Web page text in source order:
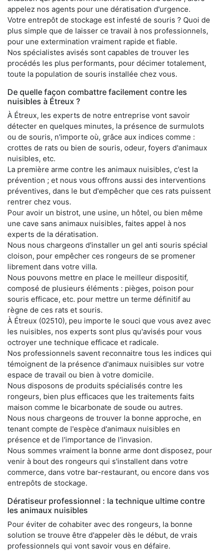
appelez nos agents pour une dératisation d'urgence.
Votre entrepôt de stockage est infesté de souris ? Quoi de
plus simple que de laisser ce travail à nos professionnels,
pour une extermination vraiment rapide et fiable.
Nos spécialistes avisés sont capables de trouver les
procédés les plus performants, pour décimer totalement,
toute la population de souris installée chez vous.
De quelle façon combattre facilement contre les
nuisibles à Étreux ?
À Étreux, les experts de notre entreprise vont savoir
détecter en quelques minutes, la présence de surmulots
ou de souris, n'importe où, grâce aux indices comme :
crottes de rats ou bien de souris, odeur, foyers d'animaux
nuisibles, etc.
La première arme contre les animaux nuisibles, c'est la
prévention ; et nous vous offrons aussi des interventions
préventives, dans le but d'empêcher que ces rats puissent
rentrer chez vous.
Pour avoir un bistrot, une usine, un hôtel, ou bien même
une cave sans animaux nuisibles, faites appel à nos
experts de la dératisation.
Nous nous chargeons d'installer un gel anti souris spécial
cloison, pour empêcher ces rongeurs de se promener
librement dans votre villa.
Nous pouvons mettre en place le meilleur dispositif,
composé de plusieurs éléments : pièges, poison pour
souris efficace, etc. pour mettre un terme définitif au
règne de ces rats et souris.
À Étreux (02510), peu importe le souci que vous avez avec
les nuisibles, nos experts sont plus qu'avisés pour vous
octroyer une technique efficace et radicale.
Nos professionnels savent reconnaitre tous les indices qui
témoignent de la présence d'animaux nuisibles sur votre
espace de travail ou bien à votre domicile.
Nous disposons de produits spécialisés contre les
rongeurs, bien plus efficaces que les traitements faits
maison comme le bicarbonate de soude ou autres.
Nous nous chargeons de trouver la bonne approche, en
tenant compte de l'espèce d'animaux nuisibles en
présence et de l'importance de l'invasion.
Nous sommes vraiment la bonne arme dont disposez, pour
venir à bout des rongeurs qui s'installent dans votre
commerce, dans votre bar-restaurant, ou encore dans vos
entrepôts de stockage.
Dératiseur professionnel : la technique ultime contre
les animaux nuisibles
Pour éviter de cohabiter avec des rongeurs, la bonne
solution se trouve être d'appeler dès le début, de vrais
professionnels qui vont savoir vous en défaire.